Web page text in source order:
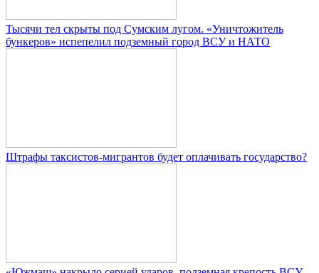
Тысячи тел скрыты под Сумским лугом. «Уничтожитель
бункеров» испепелил подземный город ВСУ и НАТО
Штрафы таксистов-мигрантов будет оплачивать государство?